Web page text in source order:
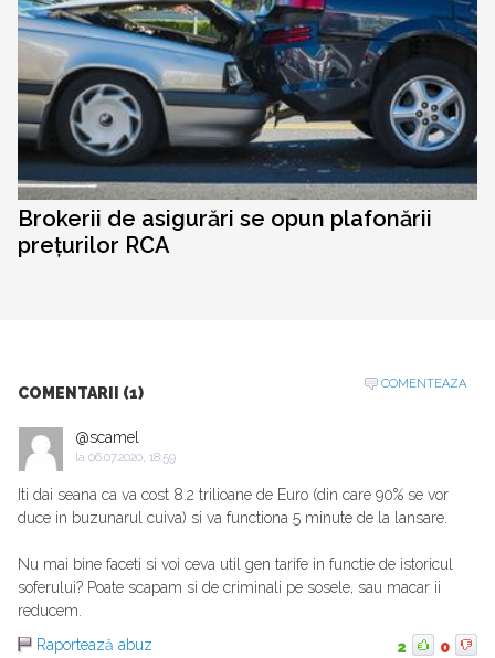
Brokerii de asigurări se opun plafonării
prețurilor RCA
COMENTARII (1)
COMENTEAZA
@scamel
la 06.07.2020, 18:59
Iti dai seana ca va cost 8.2 trilioane de Euro (din care 90% se vor
duce in buzunarul cuiva) si va functiona 5 minute de la lansare.
Nu mai bine faceti si voi ceva util gen tarife in functie de istoricul
soferului? Poate scapam si de criminali pe sosele, sau macar ii
reducem.
Raportează abuz
2 0